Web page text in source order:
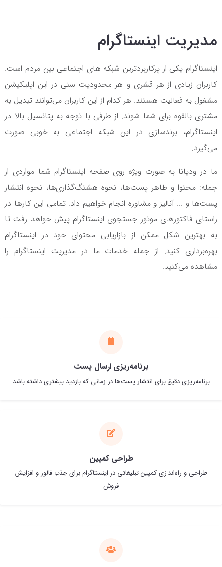
مدیریت اینستاگرام
اینستاگرام یکی از پرکاربردترین شبکه های اجتماعی بین مردم است.
کاربران زیادی از هر قشری و هر محدودیت سنی در این اپلیکیشن
مشغول به فعالیت هستند. هر کدام از این کاربران می‌توانند تبدیل به
مشتری بالقوه برای شما شوند. از طرفی با توجه به پتانسیل بالا در
اینستاگرام، برندسازی در این شبکه اجتماعی به خوبی صورت
می‌گیرد.
ما در ودیانا به صورت ویژه روی صفحه اینستاگرام شما مواردی از
جمله: محتوا و ظاهر پست‌ها، نحوه هشتگ‌گذاری‌ها، نحوه انتشار
پست‌ها و ... آنالیز و مشاوره انجام خواهیم داد. تمامی این کارها در
راستای فاکتورهای موتور جستجوی اینستاگرام پیش خواهد رفت تا
به بهترین شکل ممکن از بازاریابی محتوای خود در اینستاگرام
بهره‌برداری کنید. از جمله خدمات ما در مدیریت اینستاگرام را
مشاهده می‌کنید.
برنا‌مه‌ریزی ارسال پست
برنامه‌ریزی دقیق برای انتشار پست‌ها در زمانی که بازدید بیشتری داشته باشد
طراحی کمپین
طراحی و راه‌اندازی کمپین تبلیغاتی در اینستاگرام برای جذب فالور و افزایش
فروش